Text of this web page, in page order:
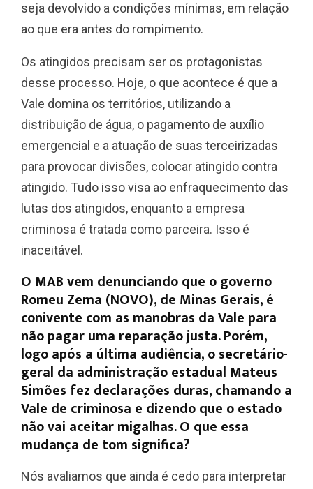
seja devolvido a condições mínimas, em relação
ao que era antes do rompimento.
Os atingidos precisam ser os protagonistas
desse processo. Hoje, o que acontece é que a
Vale domina os territórios, utilizando a
distribuição de água, o pagamento de auxílio
emergencial e a atuação de suas terceirizadas
para provocar divisões, colocar atingido contra
atingido. Tudo isso visa ao enfraquecimento das
lutas dos atingidos, enquanto a empresa
criminosa é tratada como parceira. Isso é
inaceitável.
O MAB vem denunciando que o governo
Romeu Zema (NOVO), de Minas Gerais, é
conivente com as manobras da Vale para
não pagar uma reparação justa. Porém,
logo após a última audiência, o secretário-
geral da administração estadual Mateus
Simões fez declarações duras, chamando a
Vale de criminosa e dizendo que o estado
não vai aceitar migalhas. O que essa
mudança de tom significa?
Nós avaliamos que ainda é cedo para interpretar